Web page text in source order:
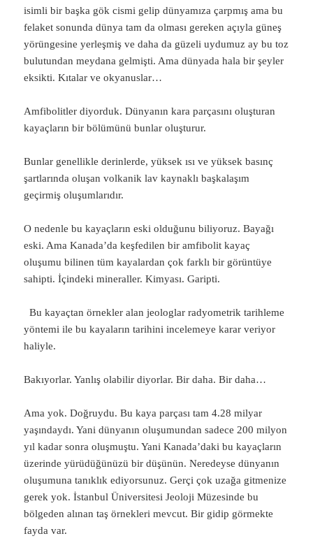
isimli bir başka gök cismi gelip dünyamıza çarpmış ama bu
felaket sonunda dünya tam da olması gereken açıyla güneş
yörüngesine yerleşmiş ve daha da güzeli uydumuz ay bu toz
bulutundan meydana gelmişti. Ama dünyada hala bir şeyler
eksikti. Kıtalar ve okyanuslar…
Amfibolitler diyorduk. Dünyanın kara parçasını oluşturan
kayaçların bir bölümünü bunlar oluşturur.
Bunlar genellikle derinlerde, yüksek ısı ve yüksek basınç
şartlarında oluşan volkanik lav kaynaklı başkalaşım
geçirmiş oluşumlarıdır.
O nedenle bu kayaçların eski olduğunu biliyoruz. Bayağı
eski. Ama Kanada’da keşfedilen bir amfibolit kayaç
oluşumu bilinen tüm kayalardan çok farklı bir görüntüye
sahipti. İçindeki mineraller. Kimyası. Garipti.
Bu kayaçtan örnekler alan jeologlar radyometrik tarihleme
yöntemi ile bu kayaların tarihini incelemeye karar veriyor
haliyle.
Bakıyorlar. Yanlış olabilir diyorlar. Bir daha. Bir daha…
Ama yok. Doğruydu. Bu kaya parçası tam 4.28 milyar
yaşındaydı. Yani dünyanın oluşumundan sadece 200 milyon
yıl kadar sonra oluşmuştu. Yani Kanada’daki bu kayaçların
üzerinde yürüdüğünüzü bir düşünün. Neredeyse dünyanın
oluşumuna tanıklık ediyorsunuz. Gerçi çok uzağa gitmenize
gerek yok. İstanbul Üniversitesi Jeoloji Müzesinde bu
bölgeden alınan taş örnekleri mevcut. Bir gidip görmekte
fayda var.